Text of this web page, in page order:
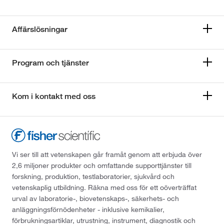
Affärslösningar
Program och tjänster
Kom i kontakt med oss
Vi ser till att vetenskapen går framåt genom att erbjuda över
2,6 miljoner produkter och omfattande supporttjänster till
forskning, produktion, testlaboratorier, sjukvård och
vetenskaplig utbildning. Räkna med oss för ett oöverträffat
urval av laboratorie-, biovetenskaps-, säkerhets- och
anläggningsförnödenheter - inklusive kemikalier,
förbrukningsartiklar, utrustning, instrument, diagnostik och